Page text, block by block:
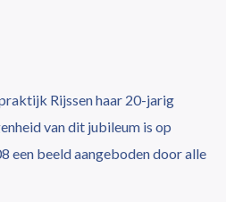
Rijssen haar 20-jarig
van dit jubileum is op
een beeld aangeboden door alle